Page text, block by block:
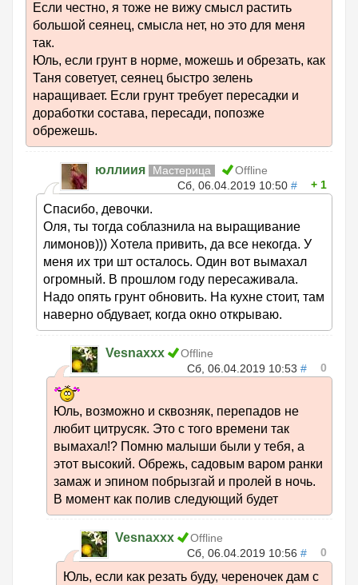
Если честно, я тоже не вижу смысл растить
большой сеянец, смысла нет, но это для меня
так.
Юль, если грунт в норме, можешь и обрезать, как
Таня советует, сеянец быстро зелень
наращивает. Если грунт требует пересадки и
доработки состава, пересади, попозже
обрежешь.
юллиия Мастерица
Offline
Сб, 06.04.2019 10:50 # 1
Спасибо, девочки.
Оля, ты тогда соблазнила на выращивание
лимонов))) Хотела привить, да все некогда. У
меня их три шт осталось. Один вот вымахал
огромный. В прошлом году пересаживала.
Надо опять грунт обновить. На кухне стоит, там
наверно обдувает, когда окно открываю.
Vesnaxxx
Offline
Сб, 06.04.2019 10:53 # 0
Юль, возможно и сквозняк, перепадов не
любит цитрусяк. Это с того времени так
вымахал!? Помню малыши были у тебя, а
этот высокий. Обрежь, садовым варом ранки
замаж и эпином побрызгай и пролей в ночь.
В момент как полив следующий будет
Vesnaxxx
Offline
Сб, 06.04.2019 10:56 # 0
Юль, если как резать буду, череночек дам с